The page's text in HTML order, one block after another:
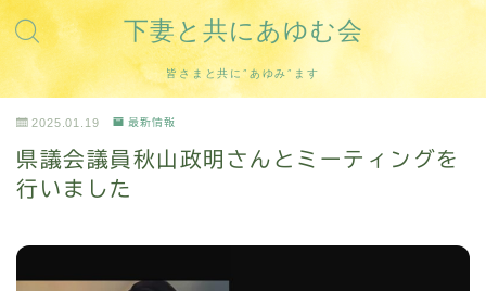
下妻と共にあゆむ会
皆さまと共に”あゆみ”ます
2025.01.19 最新情報
県議会議員秋山政明さんとミーティングを
行いました